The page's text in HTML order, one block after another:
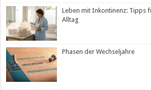
Leben mit Inkontinenz: Tipps
Alltag
Phasen der Wechseljahre